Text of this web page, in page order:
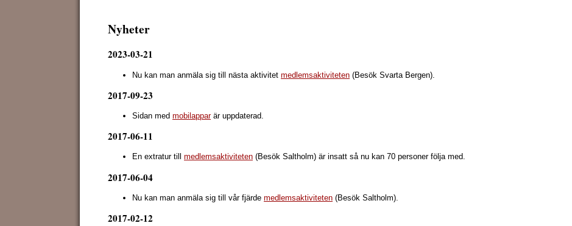
Nyheter
2023-03-21
Nu kan man anmäla sig till nästa aktivitet medlemsaktiviteten (Besök Svarta Bergen).
2017-09-23
Sidan med mobilapparär uppdaterad.
2017-06-11
En extratur till medlemsaktiviteten (Besök Saltholm) är insatt så nu kan 70 personer följa med.
2017-06-04
Nu kan man anmäla sig till vår fjärde medlemsaktiviteten (Besök Saltholm).
2017-02-12